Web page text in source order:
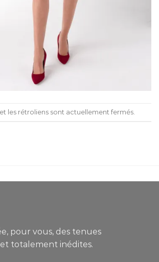
les rétroliens sont actuellement fermés.
pour vous, des tenues
totalement inédites.